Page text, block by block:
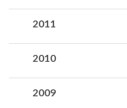
2011
2010
2009